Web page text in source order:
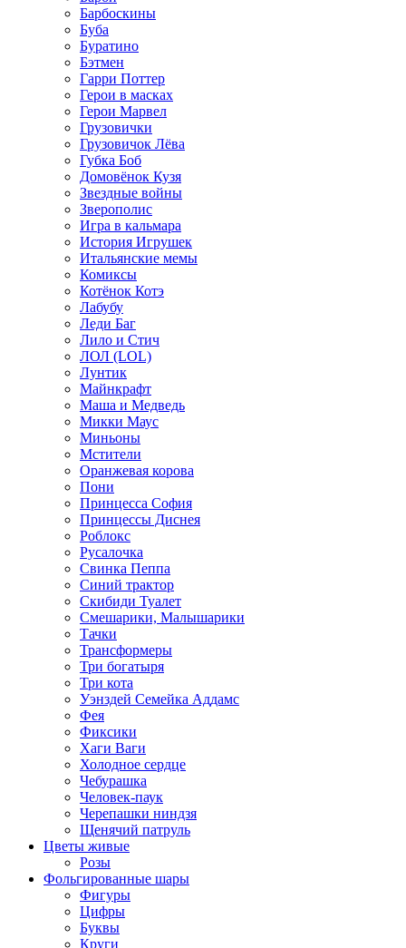
Барбоскины
Буба
Буратино
Бэтмен
Гарри Поттер
Герои в масках
Герои Марвел
Грузовички
Грузовичок Лёва
Губка Боб
Домовёнок Кузя
Звездные войны
Зверополис
Игра в кальмара
История Игрушек
Итальянские мемы
Комиксы
Котёнок Котэ
Лабубу
Леди Баг
Лило и Стич
ЛОЛ (LOL)
Лунтик
Майнкрафт
Маша и Медведь
Микки Маус
Миньоны
Мстители
Оранжевая корова
Пони
Принцесса София
Принцессы Диснея
Роблокс
Русалочка
Свинка Пеппа
Синий трактор
Скибиди Туалет
Смешарики, Малышарики
Тачки
Трансформеры
Три богатыря
Три кота
Уэнздей Семейка Аддамс
Фея
Фиксики
Хаги Ваги
Холодное сердце
Чебурашка
Человек-паук
Черепашки ниндзя
Щенячий патруль
Цветы живые
Розы
Фольгированные шары
Фигуры
Цифры
Буквы
Круги